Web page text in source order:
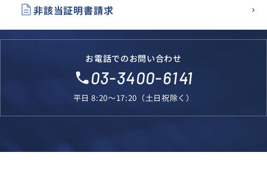
description非該当証明書請求
お電話でのお問い合わせ
local_phone03-3400-6141
平日 8:20～17:20（土日祝除く）